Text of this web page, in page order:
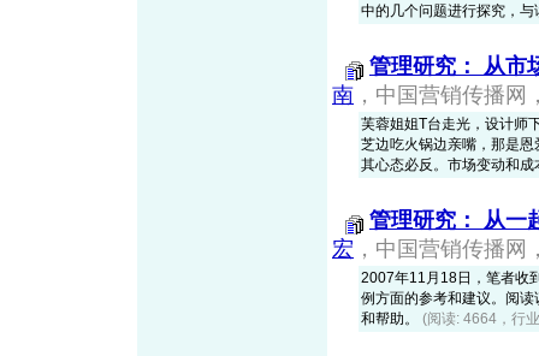
中的几个问题进行探究，
管理研究： 从市
南 ，中国营销传播网
芙蓉姐姐T台走光，设计师
芝边吃火锅边亲嘴，那是
其心态必反。市场变动和
管理研究： 从一
宏 ，中国营销传播网
2007年11月18日，笔者收
例方面的参考和建议。阅
和帮助。 (阅读: 4664，行